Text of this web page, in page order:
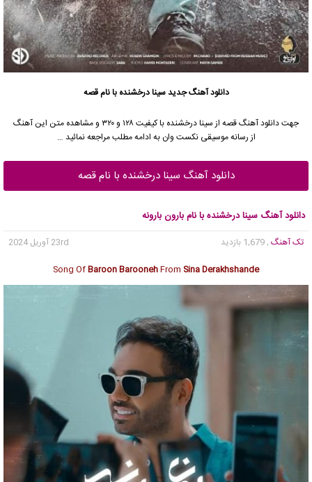
دانلود آهنگ جدیدسینا درخشنده با نام قصه
جهت دانلود آهنگ قصه از سینا درخشنده
با کیفیت ۱۲۸ و ۳۲۰ و مشاهده متن این آهنگ
از رسانه موسیقی نکست وان به ادامه مطلب مراجعه نمائید …
دانلود آهنگ سینا درخشنده با نام قصه
دانلود آهنگ سینا درخشنده با نام بارون بارونه
تک آهنگ , 1,679 بازدید
23rd آوریل 2024
Song OfBaroon BaroonehFrom Sina Derakhshande